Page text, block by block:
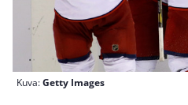
Kuva:Getty Images